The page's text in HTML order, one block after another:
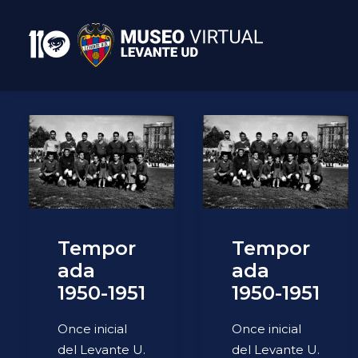
Tempor
ada
1950-1951
Once inicial
del Levante U.
Tempor
ada
1950-1951
Once inicial
del Levante U.